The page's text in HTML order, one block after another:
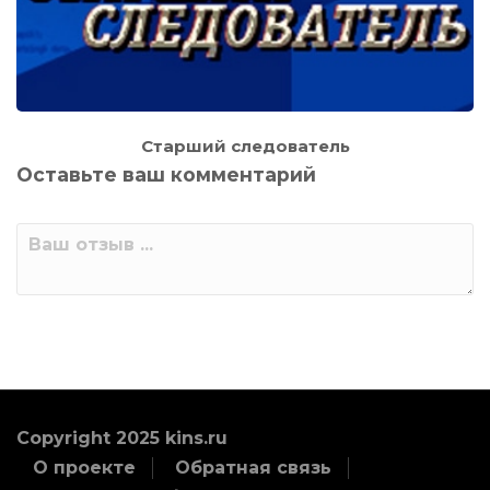
Старший следователь
Оставьте ваш комментарий
Copyright 2025 kins.ru
О проекте
Обратная связь